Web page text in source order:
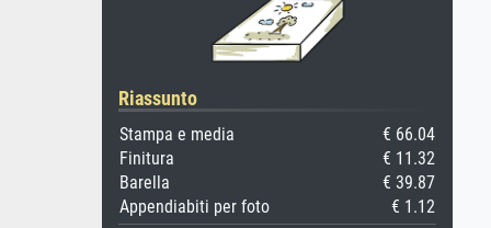
Riassunto
Stampa e media
€ 66.04
Finitura
€ 11.32
Barella
€ 39.87
Appendiabiti per foto
€ 1.12